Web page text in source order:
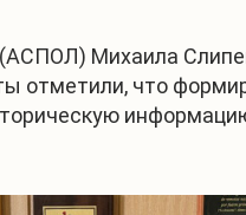
Михаила
отметили, что